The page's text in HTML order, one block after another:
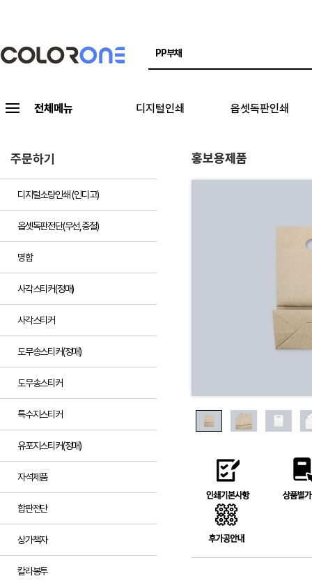
전체메뉴 디지털인쇄 옵셋독판인쇄
주문하기
디지털소량인쇄 (인디고)
옵셋독판전단(무선,중철)
명함
사각스티커(정매)
사각스티커
도무송스티커(정매)
도무송스티커
특수지스티커
유포지스티커(정매)
자석제품
합판전단
상가책자
칼라봉투
홍보용제품